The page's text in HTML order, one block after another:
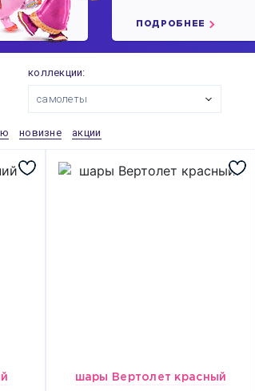
ПОДРОБНЕЕ
коллекции:
самолеты
новизне акции
шары Вертолет красный
830